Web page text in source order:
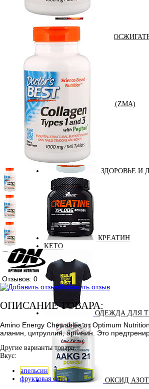
ЗМА (ZMA)
ЗДОРОВЬЕ И
КРЕАТИН
KETO
ОДЕЖДА ДЛЯ
ОКСИД
Отзывов: 0
Добавить отзыв
ОПИСАНИЕ ТОВАРА:
Amino Energy Chewables от Optimum
аланин, цитруллин, аргинин. Это
Другие варианты товара:
Вкус:
апельсин
фруктовая смесь